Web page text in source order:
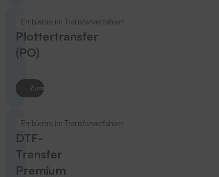
Embleme im Transferverfahren
Plottertransfer
(PO)
Zum Produkt
Embleme im Transferverfahren
DTF-
Transfer
Premium